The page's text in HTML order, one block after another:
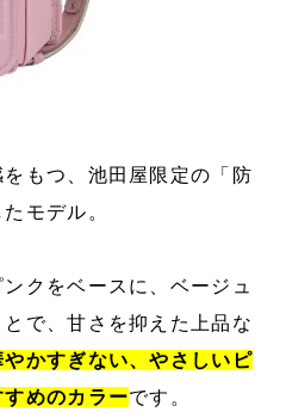
もつ、池田屋限定の「防
モデル。
クをベースに、ベージュ
で、甘さを抑えた上品な
やかすぎない、やさしいピ
めのカラーです。